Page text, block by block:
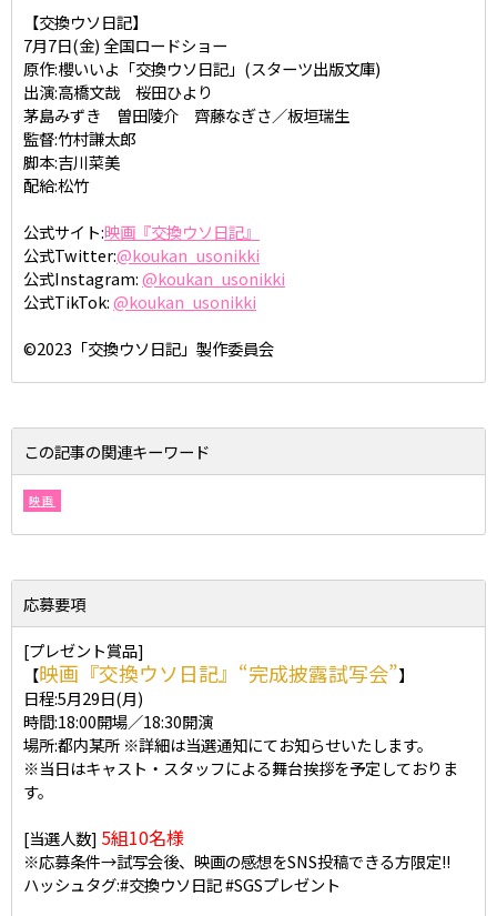
【交換ウソ日記】
7月7日(金) 全国ロードショー
原作:櫻いいよ「交換ウソ日記」(スターツ出版文庫)
出演:高橋文哉 桜田ひより
茅島みずき 曽田陵介 齊藤なぎさ／板垣瑞生
監督:竹村謙太郎
脚本:吉川菜美
配給:松竹
公式サイト:映画『交換ウソ日記』
公式Twitter:@koukan_usonikki
公式Instagram:@koukan_usonikki
公式TikTok:@koukan_usonikki
©2023「交換ウソ日記」製作委員会
この記事の関連キーワード
映画
応募要項
[プレゼント賞品]
【映画『交換ウソ日記』“完成披露試写会”】
日程:5月29日(月)
時間:18:00開場／18:30開演
場所:都内某所 ※詳細は当選通知にてお知らせいたします。
※当日はキャスト・スタッフによる舞台挨拶を予定しておりま
す。
[当選人数] 5組10名様
※応募条件→試写会後、映画の感想をSNS投稿できる方限定!!
ハッシュタグ:#交換ウソ日記 #SGSプレゼント